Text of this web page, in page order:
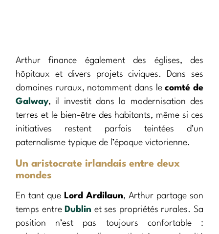
Arthur finance également des églises, des
hôpitaux et divers projets civiques. Dans ses
domaines ruraux, notamment dans lecomté de
Galway, il investit dans la modernisation des
terres et le bien-être des habitants, même si ces
initiatives restent parfois teintées d’un
paternalisme typique de l’époque victorienne.
Un aristocrate irlandais entre deux
mondes
En tant que Lord Ardilaun, Arthur partage son
temps entre Dublin et ses propriétés rurales. Sa
position n’est pas toujours confortable :